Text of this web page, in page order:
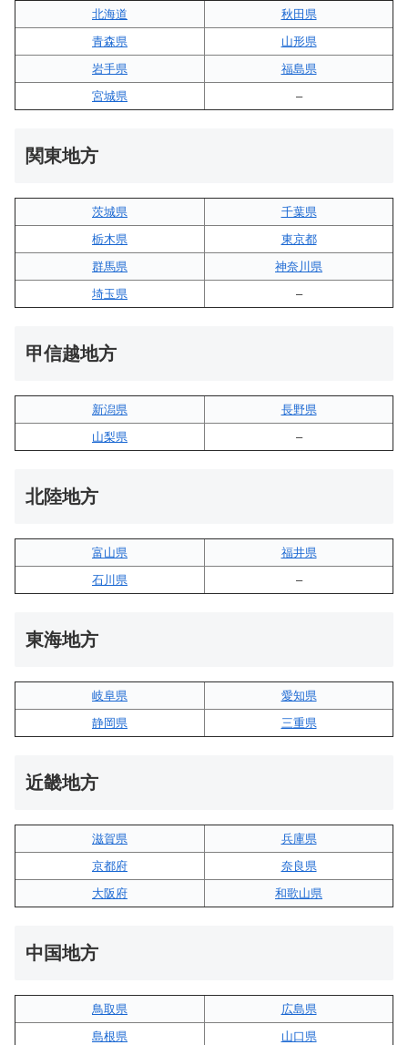
北海道
秋田県
青森県
山形県
岩手県
福島県
宮城県
–
関東地方
茨城県
千葉県
栃木県
東京都
群馬県
神奈川県
埼玉県
–
甲信越地方
新潟県
長野県
山梨県
–
北陸地方
富山県
福井県
石川県
–
東海地方
岐阜県
愛知県
静岡県
三重県
近畿地方
滋賀県
兵庫県
京都府
奈良県
大阪府
和歌山県
中国地方
鳥取県
広島県
島根県
山口県